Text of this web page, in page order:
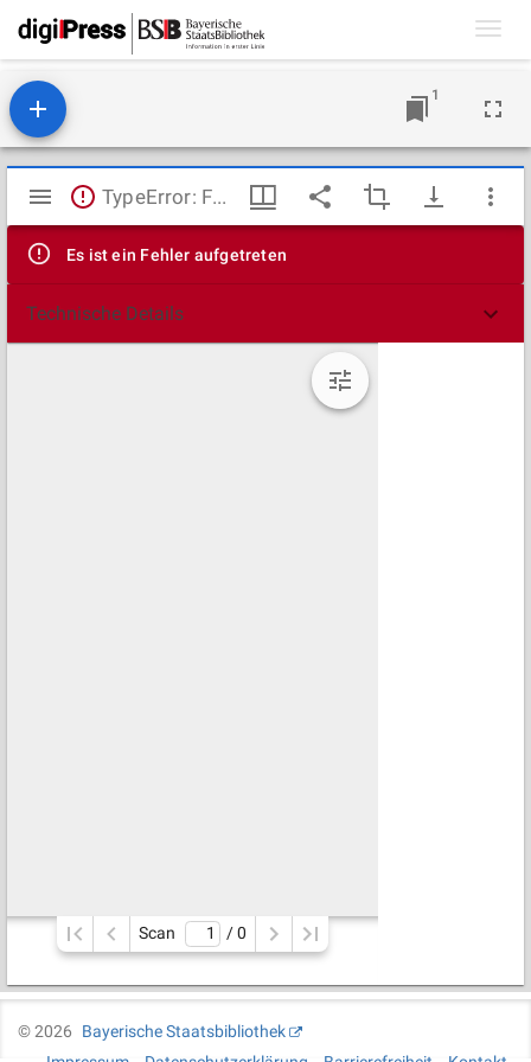
1
Mirador
Viewer
TypeError: Failed to fetch
Es ist ein Fehler aufgetreten
Technische Details
Scan / 0
©2026
Bayerische Staatsbibliothek